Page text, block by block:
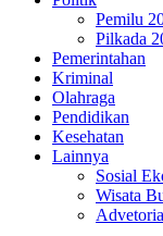
Pemilu
Pilkada
Pemerintahan
Kriminal
Olahraga
Pendidikan
Kesehatan
Lainnya
Sosial
Wisata